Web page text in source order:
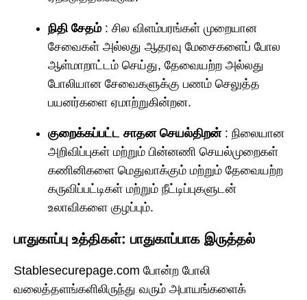
நிதி சேதம்: சில விளம்பரங்கள் முறையான
சேவைகள் அல்லது ஆதரவு மேசைகளைப் போல
ஆள்மாறாட்டம் செய்து, தேவையற்ற அல்லது
போலியான சேவைகளுக்கு பணம் செலுத்த
பயனர்களை ஏமாற்றுகின்றன.
குறைக்கப்பட்ட சாதன செயல்திறன்: நிலையான
அறிவிப்புகள் மற்றும் பின்னணி செயல்முறைகள்
கணினிகளை மெதுவாக்கும் மற்றும் தேவையற்ற
கருவிப்பட்டிகள் மற்றும் நீட்டிப்புகளுடன்
உலாவிகளை குழப்பும்.
பாதுகாப்பு உத்திகள்: பாதுகாப்பாக இருத்தல்
Stablesecurepage.com போன்ற போலி
வலைத்தளங்களிலிருந்து வரும் அபாயங்களைக்